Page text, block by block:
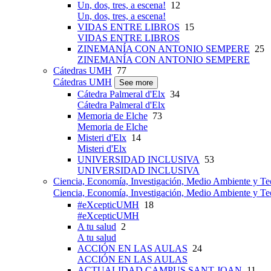
Un, dos, tres, a escena! 12
Un, dos, tres, a escena!
VIDAS ENTRE LIBROS 15
VIDAS ENTRE LIBROS
ZINEMANÍA CON ANTONIO SEMPERE 25
ZINEMANÍA CON ANTONIO SEMPERE
Cátedras UMH 77
Cátedras UMH
See more
Cátedra Palmeral d'Elx 34
Cátedra Palmeral d'Elx
Memoria de Elche 73
Memoria de Elche
Misteri d'Elx 14
Misteri d'Elx
UNIVERSIDAD INCLUSIVA 53
UNIVERSIDAD INCLUSIVA
Ciencia, Economía, Investigación, Medio Ambiente y
Ciencia, Economía, Investigación, Medio Ambiente y
#eXcepticUMH 18
#eXcepticUMH
A tu salud 2
A tu salud
ACCIÓN EN LAS AULAS 24
ACCIÓN EN LAS AULAS